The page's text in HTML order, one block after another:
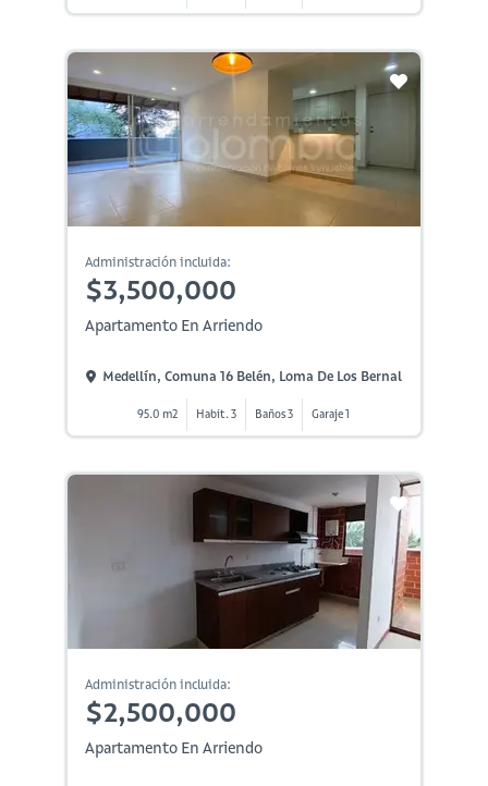
Administración incluida:
$3,500,000
Apartamento En Arriendo
Medellín, Comuna 16 Belén, Loma De Los Bernal
95.0 m2 Habit. 3 Baños 3 Garaje 1
Administración incluida:
$2,500,000
Apartamento En Arriendo